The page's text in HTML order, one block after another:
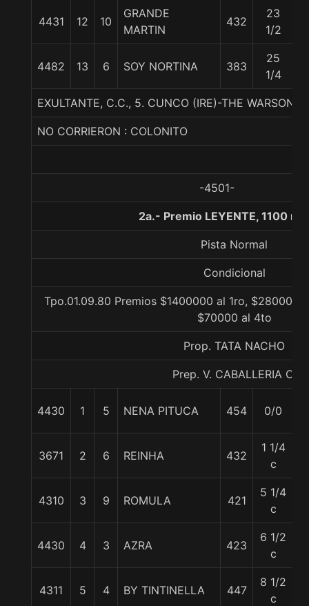
4431 12 10
GRANDE
MARTIN
432
23
1/2
4482 13 6 SOY NORTINA 383
25
1/4
EXULTANTE, C.C., 5. CUNCO (IRE)-THE
NO CORRIERON : COLONITO
-4501-
2a.- Premio LEYENTE, 1100
Pista Normal
Condicional
Tpo.01.09.80 Premios $1400000 al 1ro, $280000
$70000 al 4to
Prop. TATA NACHO
Prep. V. CABALLERIA C.
4430 1 5 NENA PITUCA 454 0/0
3671 2 6 REINHA 432
1 1/4
c
4310 3 9 ROMULA 421
5 1/4
c
4430 4 3 AZRA 423
6 1/2
c
4311 5 4 BY TINTINELLA 447
8 1/2
c